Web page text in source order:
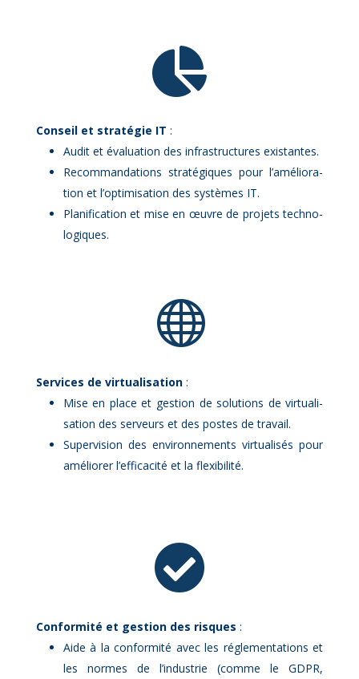

Conseil et stra­té­gie IT :
Au­dit et éva­lua­tion des in­fra­struc­tures exis­tantes.
Re­com­man­da­tions stra­té­giques pour l’a­mé­lio­ra­
tion et l’op­ti­mi­sa­tion des sys­tèmes IT.
Pla­ni­fi­ca­tion et mise en œuvre de pro­jets tech­no­
lo­giques.

Ser­vices de vir­tua­li­sa­tion:
Mise en place et ges­tion de so­lu­tions de vir­tua­li­
sa­tion des ser­veurs et des postes de tra­vail.
Su­per­vi­sion des en­vi­ron­ne­ments vir­tua­li­sés pour
amé­lio­rer l’ef­fi­ca­ci­té et la flexi­bi­li­té.

Confor­mi­té et ges­tion des risques :
Aide à la confor­mi­té avec les ré­gle­men­ta­tions et
les normes de l’in­dus­trie (comme le GDPR,